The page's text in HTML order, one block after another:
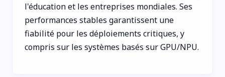
l'éducation et les entreprises mondiales. Ses
performances stables garantissent une
fiabilité pour les déploiements critiques, y
compris sur les systèmes basés sur GPU/NPU.